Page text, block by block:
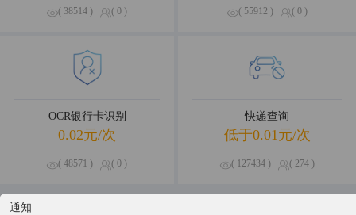
通知
( 38514 ) ( 0 ) ( 55912 ) ( 0 )
OCR银行卡识别
0.02元/次
( 48571 ) ( 0 )
快递查询
低于0.01元/次
( 127434 ) ( 274 )